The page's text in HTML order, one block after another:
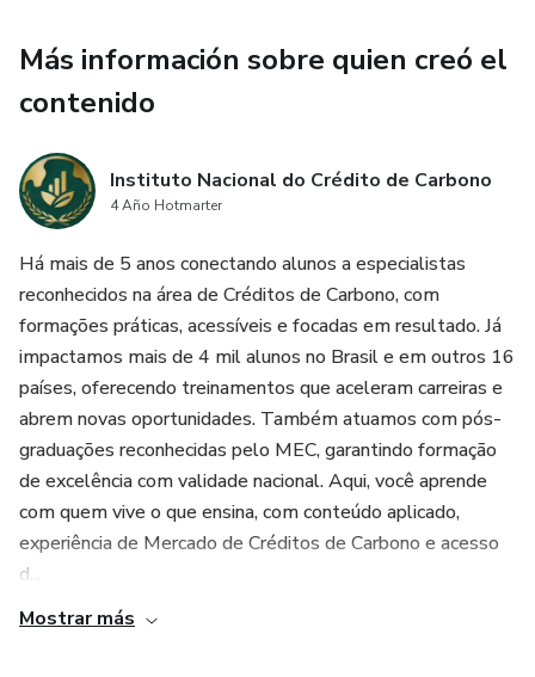
Más información sobre quien creó el
contenido
Instituto Nacional do Crédito de Carbono
4 Año Hotmarter
Há mais de 5 anos conectando alunos a especialistas
reconhecidos na área de Créditos de Carbono, com
formações práticas, acessíveis e focadas em resultado. Já
impactamos mais de 4 mil alunos no Brasil e em outros 16
países, oferecendo treinamentos que aceleram carreiras e
abrem novas oportunidades. Também atuamos com pós-
graduações reconhecidas pelo MEC, garantindo formação
de excelência com validade nacional. Aqui, você aprende
com quem vive o que ensina, com conteúdo aplicado,
experiência de Mercado de Créditos de Carbono e acesso
d...
Mostrar más